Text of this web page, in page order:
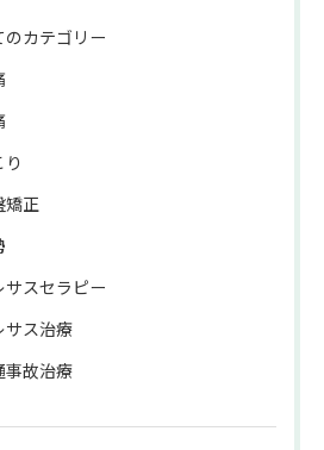
のカテゴリー
矯正
サスセラピー
サス治療
事故治療